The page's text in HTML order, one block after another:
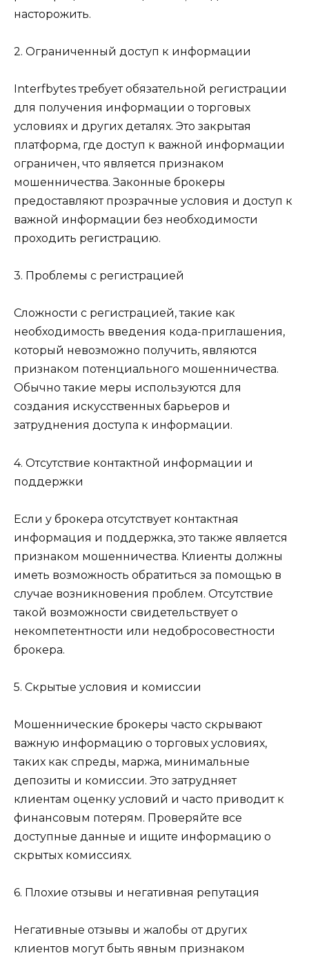
насторожить.
2. Ограниченный доступ к информации
Interfbytes требует обязательной регистрации
для получения информации о торговых
условиях и других деталях. Это закрытая
платформа, где доступ к важной информации
ограничен, что является признаком
мошенничества. Законные брокеры
предоставляют прозрачные условия и доступ к
важной информации без необходимости
проходить регистрацию.
3. Проблемы с регистрацией
Сложности с регистрацией, такие как
необходимость введения кода-приглашения,
который невозможно получить, являются
признаком потенциального мошенничества.
Обычно такие меры используются для
создания искусственных барьеров и
затруднения доступа к информации.
4. Отсутствие контактной информации и
поддержки
Если у брокера отсутствует контактная
информация и поддержка, это также является
признаком мошенничества. Клиенты должны
иметь возможность обратиться за помощью в
случае возникновения проблем. Отсутствие
такой возможности свидетельствует о
некомпетентности или недобросовестности
брокера.
5. Скрытые условия и комиссии
Мошеннические брокеры часто скрывают
важную информацию о торговых условиях,
таких как спреды, маржа, минимальные
депозиты и комиссии. Это затрудняет
клиентам оценку условий и часто приводит к
финансовым потерям. Проверяйте все
доступные данные и ищите информацию о
скрытых комиссиях.
6. Плохие отзывы и негативная репутация
Негативные отзывы и жалобы от других
клиентов могут быть явным признаком